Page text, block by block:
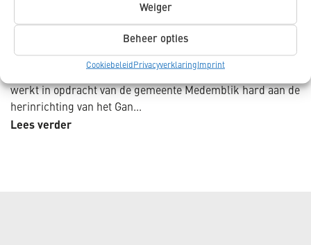
Weiger
Beheer opties
Cookiebeleid Privacyverklaring Imprint
Samen bouwen aan een veilige,
duurzame dorpsstraat
In het normaal gesproken zo rustige Nibbixwoud bruist het
werkt in opdracht van de gemeente Medemblik hard aan de
herinrichting van het Gan...
Lees verder